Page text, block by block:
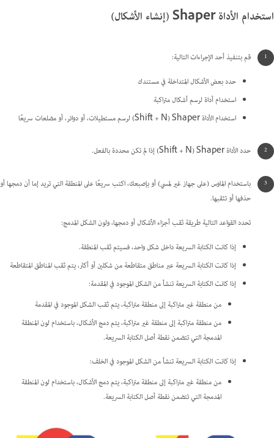
استخدام الأداة Shaper (إنشاء الأشكال)
قم بتنفيذ أحد الإجراءات التالية:
حدد بعض الأشكال المتداخلة في مستندك
استخدام أداة لرسم أشكال متراكبة
استخدام الأداة Shaper ‏(Shift + N) لرسم مستطيلات، أو دوائر، أو مضلعات سريعًا
حدد الأداة Shaper ‏(Shift + N) إذا لم تكن محددة بالفعل.
باستخدام الماوس (على جهاز غير لمسي) أو بإصبعك، اكتب سريعًا على المنطقة التي تريد إما أن دمجها أو
حذفها أو تثقبها.
تحدد القواعد التالية طريقة ثقب أجزاء الأشكال أو دمجها، ولون الشكل المدمج:
إذا كانت الكتابة السريعة داخل شكل واحد، فسيتم ثقب المنطقة.
إذا كانت الكتابة السريعة عبر مناطق متقاطعة من شكلين أو أكثر، يتم ثقب المناطق المتقاطعة
إذا كانت الكتابة السريعة‬ تنشأ من الشكل الموجود في المقدمة:
من منطقة غير متراكبة إلى منطقة متراكبة، يتم ثقب الشكل الموجود في المقدمة
من منطقة متراكبة إلى منطقة غير متراكبة، يتم دمج الأشكال، باستخدام لون المنطقة
المدمجة التي تتضمن نقطة أصل الكتابة السريعة.
إذا كانت الكتابة السريعة تنشأ من الشكل الموجود في الخلف:
من منطقة غير متراكبة إلى منطقة متراكبة، يتم دمج الأشكال، باستخدام لون المنطقة
المدمجة التي تتضمن نقطة أصل الكتابة السريعة.